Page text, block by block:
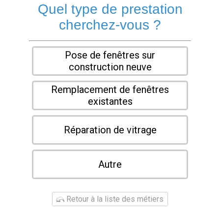
Quel type de prestation
cherchez-vous ?
Pose de fenêtres sur
construction neuve
Remplacement de fenêtres
existantes
Réparation de vitrage
Autre
Retour à la liste des métiers